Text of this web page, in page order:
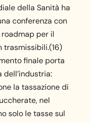
della Sanità ha
conferenza con
per il
trasmissibili.(16)
finale porta
dell’industria:
la tassazione di
nel
solo le tasse sul